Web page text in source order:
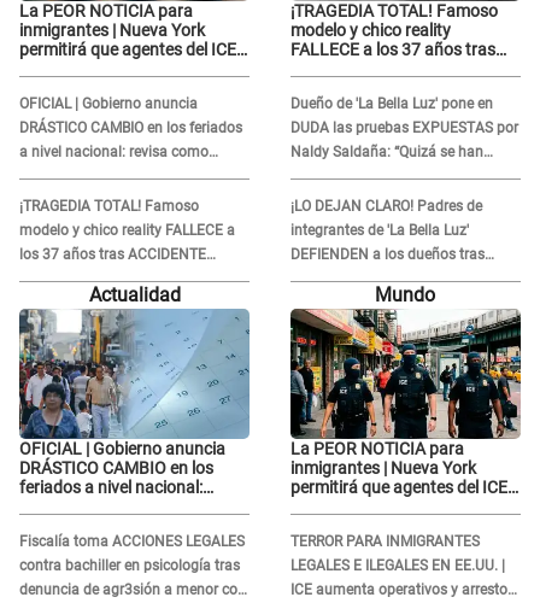
La PEOR NOTICIA para
inmigrantes | Nueva York
permitirá que agentes del ICE
OFICIAL | Gobierno anuncia
DRÁSTICO CAMBIO en los feriados
a nivel nacional: revisa como
quedarán los DÍAS LIBRES
¡TRAGEDIA TOTAL! Famoso
modelo y chico reality FALLECE a
los 37 años tras ACCIDENTE
durante la grabación de un
¡TRAGEDIA TOTAL! Famoso
modelo y chico reality
FALLECE a los 37 años tras
Dueño de 'La Bella Luz' pone en
DUDA las pruebas EXPUESTAS por
Naldy Saldaña: “Quizá se han
editado...”
¡LO DEJAN CLARO! Padres de
integrantes de 'La Bella Luz'
DEFIENDEN a los dueños tras
denuncia: “Nunca vimos nada...”
Actualidad
OFICIAL | Gobierno anuncia
DRÁSTICO CAMBIO en los
feriados a nivel nacional:
Fiscalía toma ACCIONES LEGALES
contra bachiller en psicología tras
denuncia de agr3sión a menor con
Mundo
La PEOR NOTICIA para
inmigrantes | Nueva York
permitirá que agentes del ICE
TERROR PARA INMIGRANTES
LEGALES E ILEGALES EN EE.UU. |
ICE aumenta operativos y arrestos